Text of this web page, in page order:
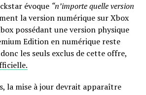
évoque “n’importe quelle version
la version numérique sur Xbox
possédant une version physique
Edition en numérique reste
les seuls exclus de cette offre,
la mise à jour devrait apparaître